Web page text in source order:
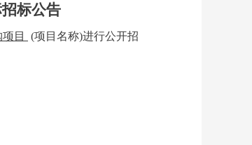
标公告
目
(项目名称)进行公开招